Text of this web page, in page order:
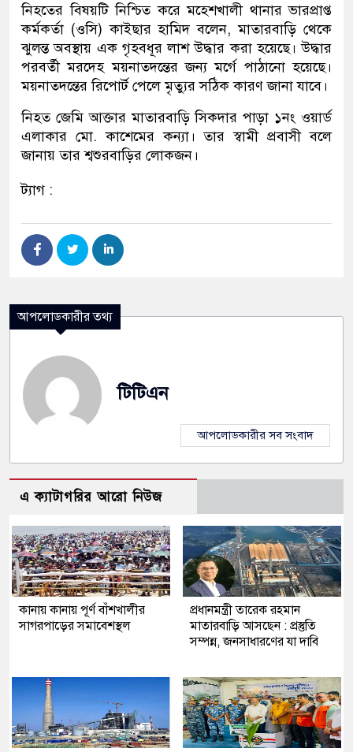
নিহতের বিষয়টি নিশ্চিত করে মহেশখালী থানার ভারপ্রাপ্ত
কর্মকর্তা (ওসি) কাইছার হামিদ বলেন, মাতারবাড়ি থেকে
ঝুলন্ত অবস্থায় এক গৃহবধূর লাশ উদ্ধার করা হয়েছে। উদ্ধার
পরবর্তী মরদেহ ময়নাতদন্তের জন্য মর্গে পাঠানো হয়েছে।
ময়নাতদন্তের রিপোর্ট পেলে মৃত্যুর সঠিক কারণ জানা যাবে।
নিহত জেমি আক্তার মাতারবাড়ি সিকদার পাড়া ১নং ওয়ার্ড
এলাকার মো. কাশেমের কন্যা। তার স্বামী প্রবাসী বলে
জানায় তার শ্বশুরবাড়ির লোকজন।
ট্যাগ :
আপলোডকারীর তথ্য
টিটিএন
আপলোডকারীর সব সংবাদ
এ ক্যাটাগরির আরো নিউজ
কানায় কানায় পূর্ণ বাঁশখালীর
সাগরপাড়ের সমাবেশস্থল
প্রধানমন্ত্রী তারেক রহমান
মাতারবাড়ি আসছেন : প্রস্তুতি
সম্পন্ন, জনসাধারণের যা দাবি